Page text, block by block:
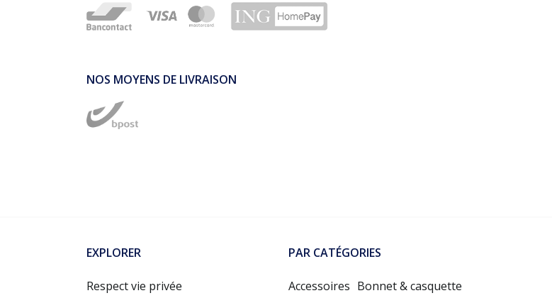
NOS MOYENS DE LIVRAISON
EXPLORER
Respect vie privée
PAR CATÉGORIES
Accessoires Bonnet & casquette